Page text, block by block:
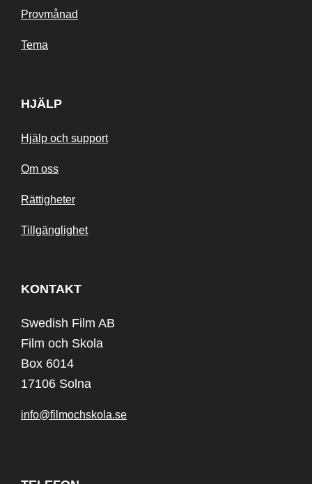
Provmånad
Tema
HJÄLP
Hjälp och support
Om oss
Rättigheter
Tillgänglighet
KONTAKT
Swedish Film AB
Film och Skola
Box 6014
17106 Solna
info@filmochskola.se